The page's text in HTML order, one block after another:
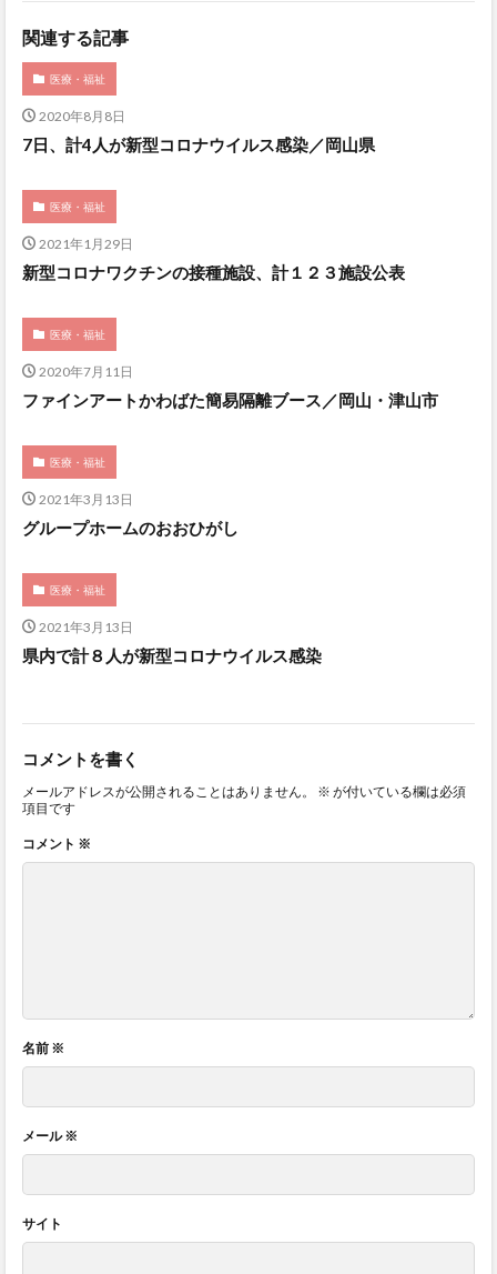
関連する記事
医療・福祉
2020年8月8日
7日、計4人が新型コロナウイルス感染／岡山県
医療・福祉
2021年1月29日
新型コロナワクチンの接種施設、計１２３施設公表
医療・福祉
2020年7月11日
ファインアートかわばた簡易隔離ブース／岡山・津山市
医療・福祉
2021年3月13日
グループホームのおおひがし
医療・福祉
2021年3月13日
県内で計８人が新型コロナウイルス感染
コメントを書く
メールアドレスが公開されることはありません。 ※ が付いている欄は必須
項目です
コメント ※
名前 ※
メール※
サイト